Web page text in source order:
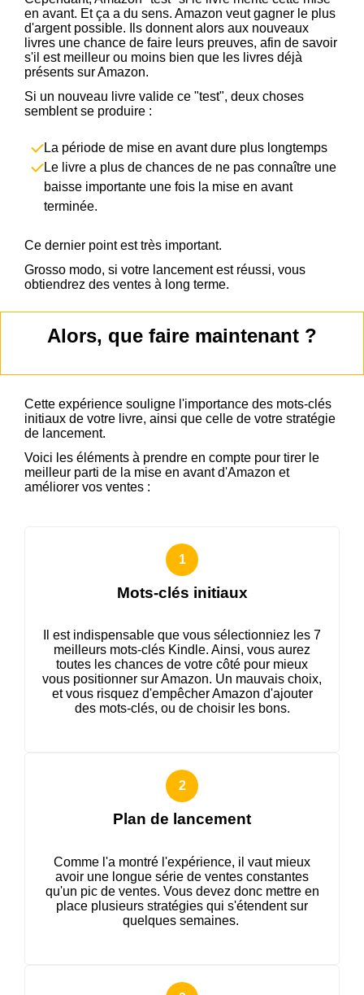
en avant. Et ça a du sens. Amazon veut gagner le plus
d'argent possible. Ils donnent alors aux nouveaux
livres une chance de faire leurs preuves, afin de savoir
s'il est meilleur ou moins bien que les livres déjà
présents sur Amazon.
Si un nouveau livre valide ce "test", deux choses
semblent se produire :
La période de mise en avant dure plus longtemps
Le livre a plus de chances de ne pas connaître une
baisse importante une fois la mise en avant
terminée.
Ce dernier point est très important.
Grosso modo, si votre lancement est réussi, vous
obtiendrez des ventes à long terme.
Alors, que faire maintenant ?
Cette expérience souligne l'importance des mots-clés
initiaux de votre livre, ainsi que celle de votre stratégie
de lancement.
Voici les éléments à prendre en compte pour tirer le
meilleur parti de la mise en avant d'Amazon et
améliorer vos ventes :
Mots-clés initiaux
Il est indispensable que vous sélectionniez les 7
meilleurs mots-clés Kindle. Ainsi, vous aurez
toutes les chances de votre côté pour mieux
vous positionner sur Amazon. Un mauvais choix,
et vous risquez d'empêcher Amazon d'ajouter
des mots-clés, ou de choisir les bons.
Plan de lancement
Comme l'a montré l'expérience, il vaut mieux
avoir une longue série de ventes constantes
qu'un pic de ventes. Vous devez donc mettre en
place plusieurs stratégies qui s'étendent sur
quelques semaines.